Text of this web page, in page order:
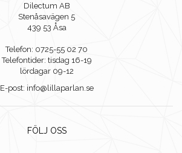
Dilectum AB
Stenåsavägen 5
439 53 Åsa
Telefon: 0725-55 02 70
Telefontider: tisdag 16-19
lördagar 09-12
E-post: info@lillaparlan.se
FÖLJ OSS